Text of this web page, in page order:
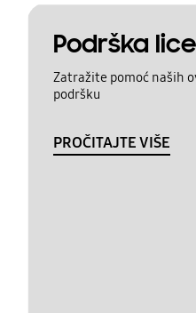
Podrška
Zatražite pomoć naših
podršku
PROČITAJTE VIŠE